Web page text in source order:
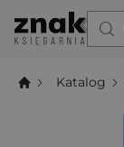
Katalog